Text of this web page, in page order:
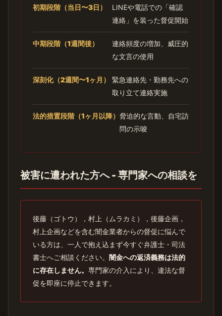
初期段階（当日〜3日）
LINEや電話での「確認
連絡」を装った督促開始
中期段階（1週間後）
連絡頻度の増加、威圧的
な文言の使用
深刻化（2週間〜1ヶ月）
緊急連絡先・勤務先への
取り立て連絡実施
法的措置段階（1ヶ月以降） 脅迫的な言動、自宅訪
問の示唆
被害に遭われた方へ - 専門家への相談を
後藤（ゴトウ），村上（ムラカミ），後藤企画，
村上企画などを含む闇金業者からの督促に悩んで
いる方は、一人で抱え込まず今すぐ弁護士・司法
書士へご相談ください。 闇金への返済義務は法的
に存在しません。 専門家の介入により、違法な督
促を即座に停止できます。